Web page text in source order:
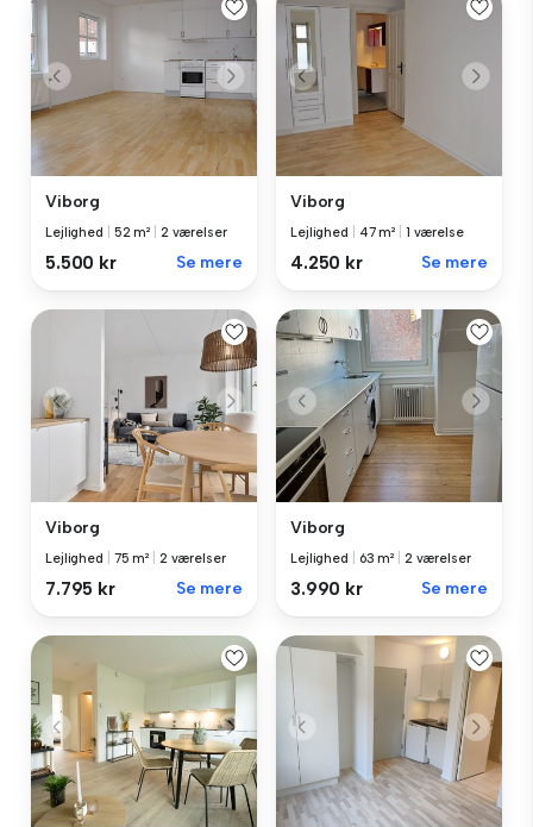
Viborg
Lejlighed 52 m² 2 værelser
5.500 kr Se mere
Viborg
Lejlighed 47 m² 1 værelse
4.250 kr Se mere
Viborg
Lejlighed 75 m² 2 værelser
7.795 kr Se mere
Viborg
Lejlighed 63 m² 2 værelser
3.990 kr Se mere